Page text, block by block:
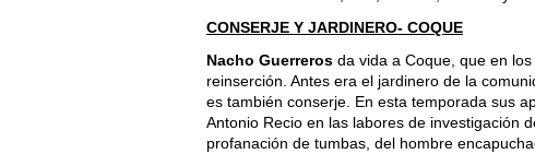
CONSERJE Y JARDINERO- COQUE
Nacho Guerreros da vida a Coque, que en
reinserción. Antes era el jardinero de la
es también conserje. En esta temporada sus
Antonio Recio en las labores de investigación
profanación de tumbas, del hombre